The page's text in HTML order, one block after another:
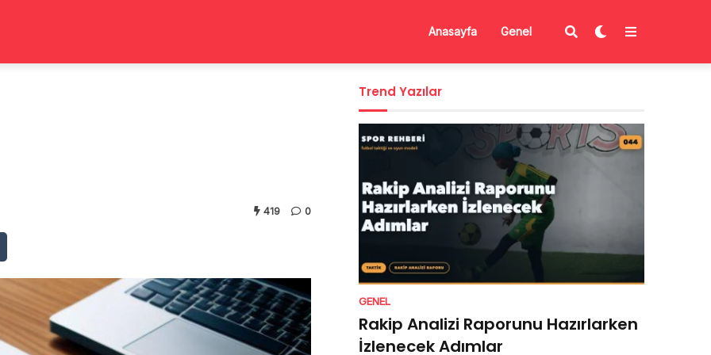
Anasayfa Genel
419 0
Trend Yazılar
GENEL
Rakip Analizi Raporunu Hazırlarken
İzlenecek Adımlar